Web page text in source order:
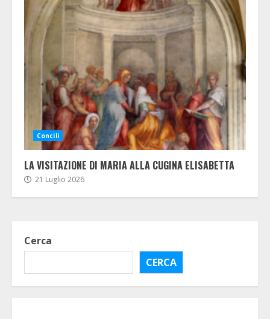
Concili
LA VISITAZIONE DI MARIA ALLA CUGINA ELISABETTA
21 Luglio 2026
Cerca
CERCA